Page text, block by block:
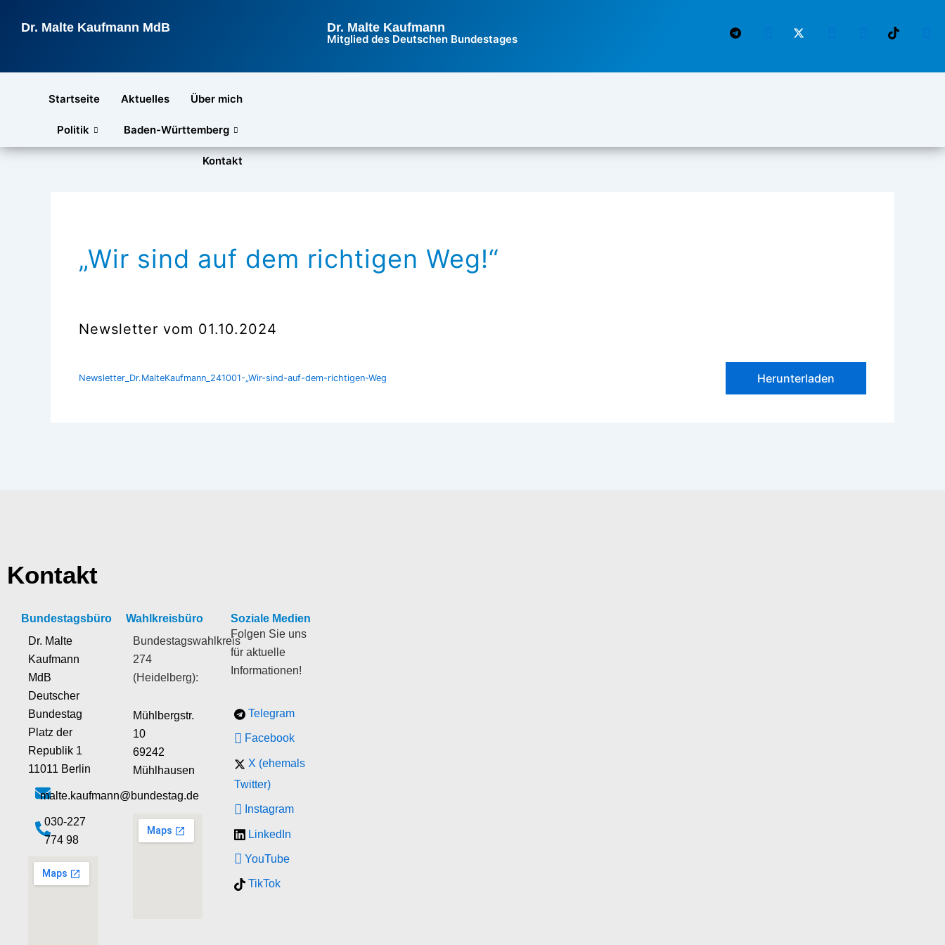
InhaltDr. Malte Kaufmann MdB Dr. Malte Kaufmann
Mitglied des Deutschen Bundestages
Startseite Aktuelles Über mich
Politik Baden-Württemberg
Kontakt
„Wir sind auf dem richtigen Weg!“
Newsletter vom 01.10.2024
Newsletter_Dr.MalteKaufmann_241001-„Wir-sind-auf-dem-richtigen-Weg Herunterladen
Kontakt
Bundestagsbüro
Dr. Malte
Kaufmann
MdB
Deutscher
Bundestag
Platz der
Republik 1
11011 Berlin
malte.kaufmann@bundestag.de
‭030-227
774 98‬
Wahlkreisbüro
Bundestagswahlkreis
274
(Heidelberg):
Mühlbergstr.
10
69242
Mühlhausen
Soziale Medien
Folgen Sie uns
für aktuelle
Informationen!
Telegram
Facebook
X (ehemals
Twitter)
Instagram
LinkedIn
YouTube
TikTok